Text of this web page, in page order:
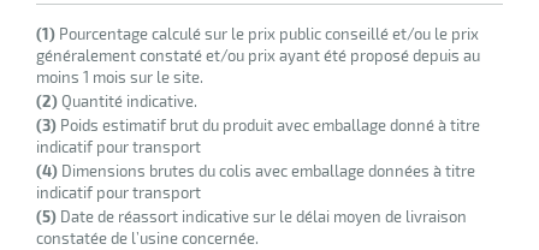
(1) Pourcentage calculé sur le prix public conseillé et/ou le prix
généralement constaté et/ou prix ayant été proposé depuis au
moins 1 mois sur le site.
(2)Quantité indicative.
(3) Poids estimatif brut du produit avec emballage donné à titre
indicatif pour transport
(4) Dimensions brutes du colis avec emballage données à titre
indicatif pour transport
(5) Date de réassort indicative sur le délai moyen de livraison
constatée de l’usine concernée.